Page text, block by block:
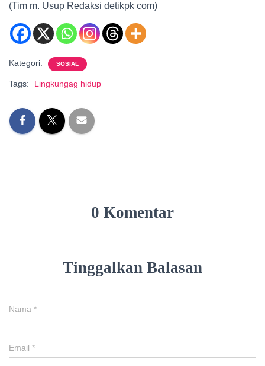
(Tim m. Usup Redaksi detikpk com)
Kategori: SOSIAL
Tags: Lingkungag hidup
0 Komentar
Tinggalkan Balasan
Nama *
Email *